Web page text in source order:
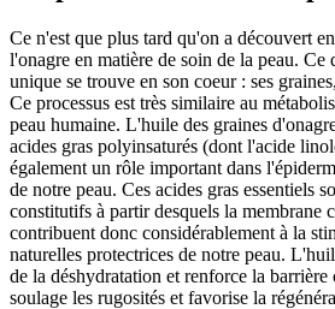
Ce n'est que plus tard qu'on a découvert
l'onagre en matière de soin de la peau. Ce
unique se trouve en son coeur : ses
Ce processus est très similaire au
peau humaine. L'huile des graines
acides gras polyinsaturés (dont l'acide
également un rôle important dans
de notre peau. Ces acides gras essentiels
constitutifs à partir desquels la membrane
contribuent donc considérablement à la
naturelles protectrices de notre peau.
de la déshydratation et renforce la
soulage les rugosités et favorise la